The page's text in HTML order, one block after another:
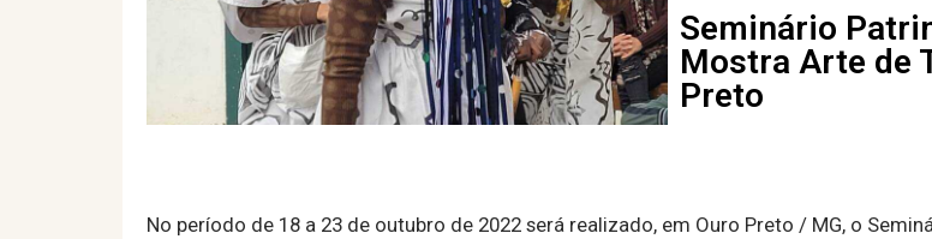
Seminário
Mostra Arte de
Preto
No período de 18 a 23 de outubro de 2022 será realizado, em Ouro Preto / MG, o